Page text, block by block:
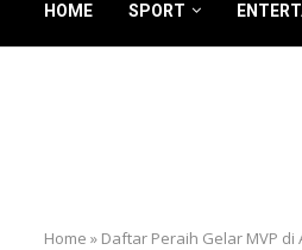
HOME SPORT
Home » Daftar Peraih Gelar MVP